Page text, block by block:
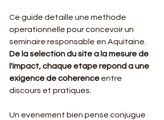
Ce guide detaille une methode
operationnelle pour concevoir un
seminaire responsable en Aquitaine.
De la selection du site a la mesure de
l'impact, chaque etape repond a une
exigence de coherence entre
discours et pratiques.
Un evenement bien pense conjugue